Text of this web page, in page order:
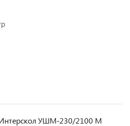
УШМ-230/2100 М